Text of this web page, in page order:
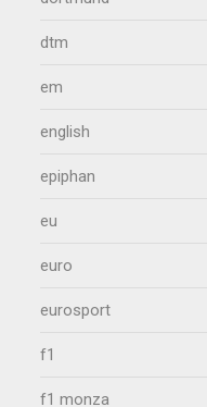
dtm
em
english
epiphan
eu
euro
eurosport
f1
f1 monza